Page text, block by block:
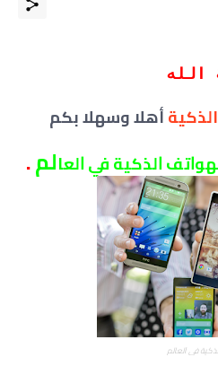
الله
أهلا وسهلا بكم
ﻟﻢ.